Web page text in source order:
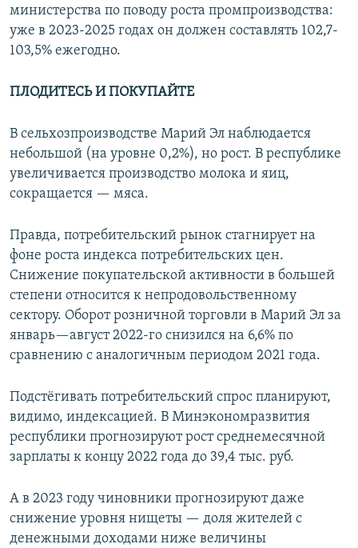
министерства по поводу роста промпроизводства:
уже в 2023-2025 годах он должен составлять 102,7-
103,5% ежегодно.
ПЛОДИТЕСЬ И ПОКУПАЙТЕ
В сельхозпроизводстве Марий Эл наблюдается
небольшой (на уровне 0,2%), но рост. В республике
увеличивается производство молока и яиц,
сокращается — мяса.
Правда, потребительский рынок стагнирует на
фоне роста индекса потребительских цен.
Снижение покупательской активности в большей
степени относится к непродовольственному
сектору. Оборот розничной торговли в Марий Эл за
январь—август 2022-го снизился на 6,6% по
сравнению с аналогичным периодом 2021 года.
Подстёгивать потребительский спрос планируют,
видимо, индексацией. В Минэкономразвития
республики прогнозируют рост среднемесячной
зарплаты к концу 2022 года до 39,4 тыс. руб.
А в 2023 году чиновники прогнозируют даже
снижение уровня нищеты — доля жителей с
денежными доходами ниже величины